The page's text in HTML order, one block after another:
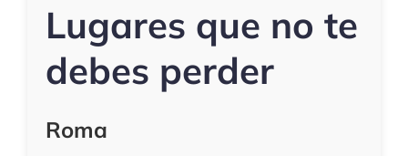
Lugares que no te
debes perder
Roma